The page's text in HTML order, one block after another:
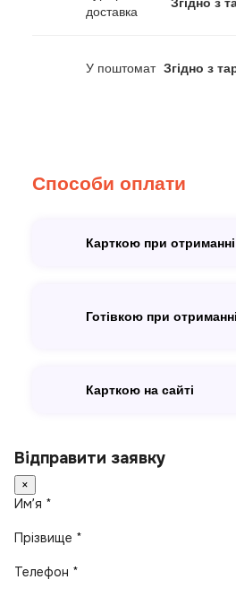
доставка
У поштомат Згідно з
Способи оплати
Карткою при отриманні
Готівкою при отриманні
Карткою на сайті
Відправити заявку
×
Имʼя *
Прізвище *
Телефон *